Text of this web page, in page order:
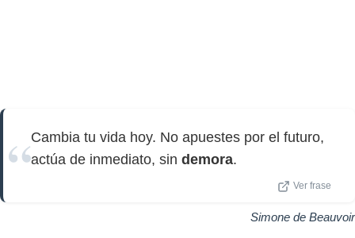
Cambia tu vida hoy. No apuestes por el futuro,
actúa de inmediato, sin demora.
Ver frase
Simone de Beauvoir